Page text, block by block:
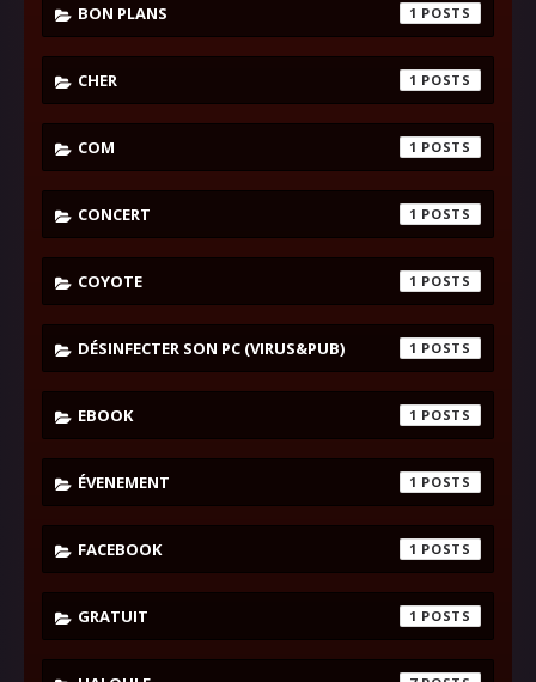
BON PLANS 1
CHER 1
COM 1
CONCERT 1
COYOTE 1
DÉSINFECTER SON PC (VIRUS&PUB) 1
EBOOK 1
ÉVENEMENT 1
FACEBOOK 1
GRATUIT 1